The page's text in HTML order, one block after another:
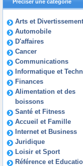
Préciser une catégorie
Arts et Divertissement
Automobile
D'affaires
Cancer
Communications
Informatique et
Finances
Alimentation et des
boissons
Santé et Fitness
Accueil et Famille
Internet et Business
Juridique
Loisir et Sport
Référence et